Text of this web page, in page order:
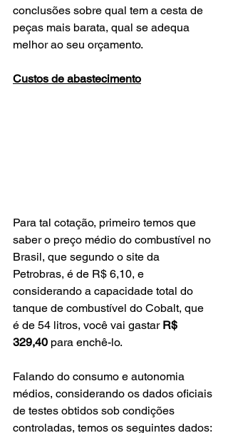
conclusões sobre qual tem a cesta de
peças mais barata, qual se adequa
melhor ao seu orçamento.
Custos de abastecimento
Para tal cotação, primeiro temos que
saber o preço médio do combustível no
Brasil, que segundo o site da
Petrobras, é de R$ 6,10, e
considerando a capacidade total do
tanque de combustível do Cobalt, que
é de 54 litros, você vai gastar R$
329,40 para enchê-lo.
Falando do consumo e autonomia
médios, considerando os dados oficiais
de testes obtidos sob condições
controladas, temos os seguintes dados: